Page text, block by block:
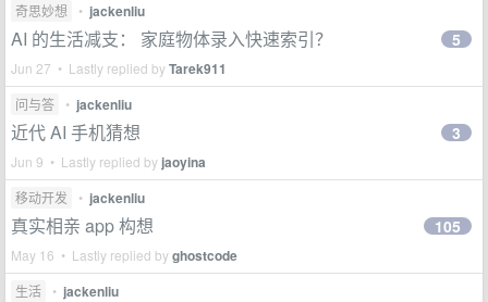
奇思妙想 • jackenliu
AI 的生活减支： 家庭物体录入快速索引？
Jun 27 • Lastly replied byTarek911
5
问与答 • jackenliu
近代 AI 手机猜想
Jun 9 • Lastly replied by jaoyina
3
移动开发 • jackenliu
真实相亲 app 构想
May 16 • Lastly replied byghostcode
105
生活 • jackenliu